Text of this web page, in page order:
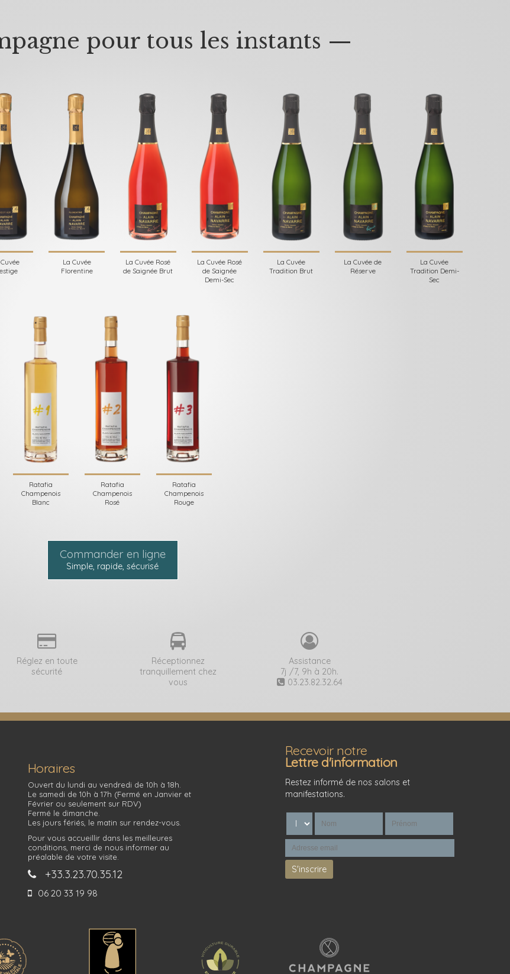
pour tous les instants —
La Cuvée
Florentine
La Cuvée Rosé
de Saignée Brut
La Cuvée Rosé
de Saignée
Demi-Sec
La Cuvée
Tradition Brut
La Cuvée de
Réserve
La Cuvée
Tradition Demi-
Sec
Ratafia
Champenois
Blanc
Ratafia
Champenois
Rosé
Ratafia
Champenois
Rouge
Commander en ligne
Simple, rapide, sécurisé
Réglez en toute
sécurité
Réceptionnez
tranquillement chez
vous
Assistance
7j /7, 9h à 20h.
03.23.82.32.64
Horaires
Ouvert du lundi au vendredi de 10h à 18h.
Le samedi de 10h à 17h (Fermé en Janvier et
Février ou seulement sur RDV)
Fermé le dimanche.
Les jours fériés, le matin sur rendez-vous.
Pour vous accueillir dans les meilleures
conditions, merci de nous informer au
préalable de votre visite.
+33.3.23.70.35.12
06 20 33 19 98
Recevoir notre
Lettre d'information
Restez informé de nos salons et
manifestations.